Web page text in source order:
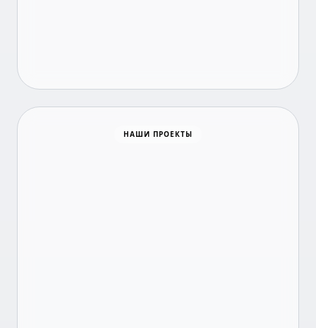
НАШИ ПРОЕКТЫ
Время новостей